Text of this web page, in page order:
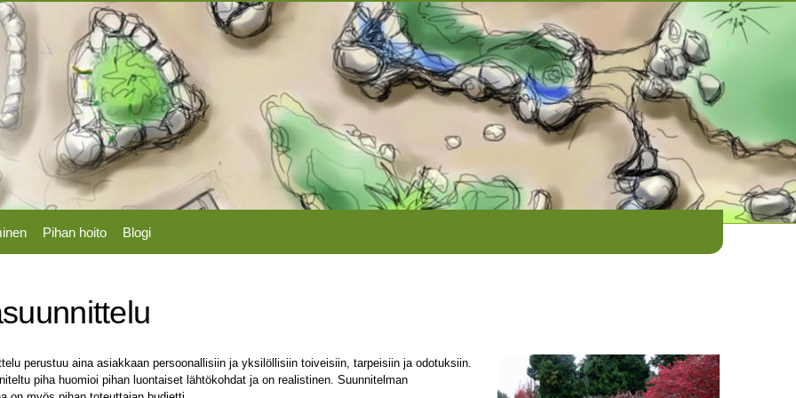
pääsisältöön
Pihan hoito Blogi
perustuu aina asiakkaan persoonallisiin ja yksilöllisiin toiveisiin, tarpeisiin ja odotuksiin.
piha huomioi pihan luontaiset lähtökohdat ja on realistinen. Suunnitelman